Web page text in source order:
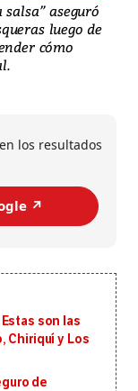
aseguró
luego de
cómo
los resultados
↗️
son las
Chiriquí y Los
de